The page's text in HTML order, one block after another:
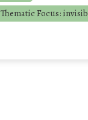
Thematic Focus: